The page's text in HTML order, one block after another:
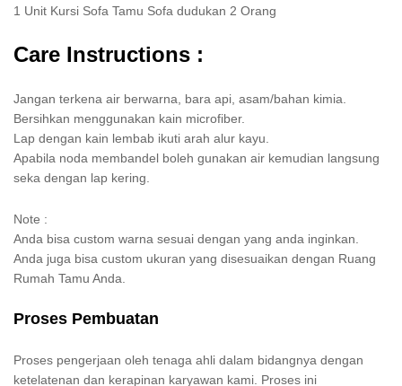
1 Unit Kursi Sofa Tamu Sofa dudukan 2 Orang
Care Instructions :
Jangan terkena air berwarna, bara api, asam/bahan kimia.
Bersihkan menggunakan kain microfiber.
Lap dengan kain lembab ikuti arah alur kayu.
Apabila noda membandel boleh gunakan air kemudian langsung
seka dengan lap kering.
Note :
Anda bisa custom warna sesuai dengan yang anda inginkan.
Anda juga bisa custom ukuran yang disesuaikan dengan Ruang
Rumah Tamu Anda.
Proses Pembuatan
Proses pengerjaan oleh tenaga ahli dalam bidangnya dengan
ketelatenan dan kerapinan karyawan kami. Proses ini